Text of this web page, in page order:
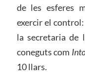
de les esferes
exercir el
la secretaria de
coneguts com
10 llars.